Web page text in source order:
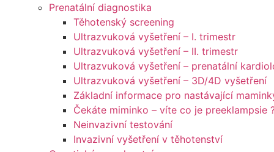
Prenatální diagnostika
Těhotenský screening
Ultrazvuková vyšetření – I. trimestr
Ultrazvuková vyšetření – II. trimestr
Ultrazvuková vyšetření – prenatální
Ultrazvuková vyšetření – 3D/4D vyšetření
Základní informace pro nastávající
Čekáte miminko – víte co je preeklampsie
Neinvazivní testování
Invazivní vyšetření v těhotenství